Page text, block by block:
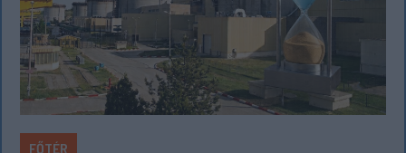
FŐTÉR